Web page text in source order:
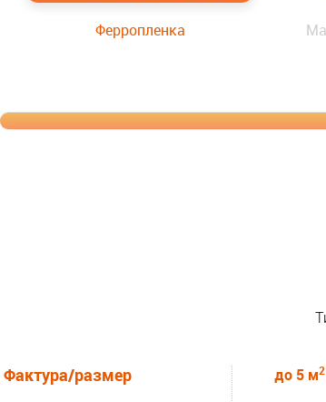
Ферропленка
Фактура/размер до 5 м2